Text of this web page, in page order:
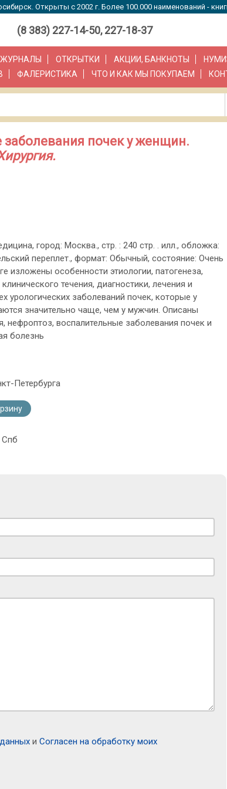
Открыты с 2002 г. Более 100.000 наименований -
(8 383) 227-14-50, 227-18-37
ЖУРНАЛЫ ОТКРЫТКИ АКЦИИ, БАНКНОТЫ
ФАЛЕРИСТИКА ЧТО И КАК МЫ ПОКУПАЕМ
почек у женщин.
город: Москва., стр. : 240 стр. . илл., обложка:
переплет., формат: Обычный, состояние: Очень
изложены особенности этиологии, патогенеза,
течения, диагностики, лечения и
урологических заболеваний почек, которые у
значительно чаще, чем у мужчин. Описаны
нефроптоз, воспалительные заболевания почек и
болезнь
Петербурга
Спб
и Согласен на обработку моих